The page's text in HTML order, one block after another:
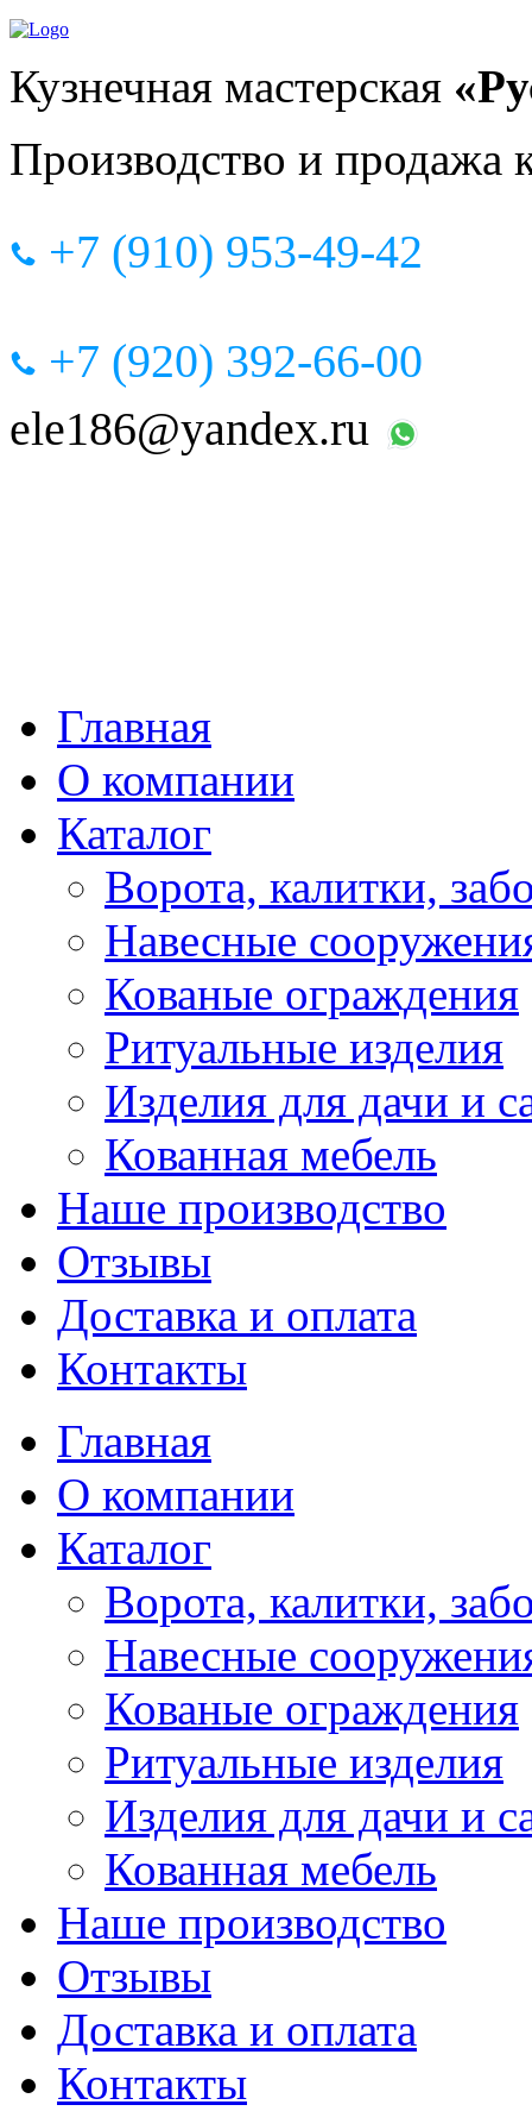
Кузнечная мастерская
Производство и продажа
+7 (910) 953-49-42
+7 (920) 392-66-00
ele186@yandex.ru
Главная
О компании
Каталог
Ворота, калитки,
Навесные
Кованые ограждения
Ритуальные изделия
Изделия для дачи и
Кованная мебель
Наше производство
Отзывы
Доставка и оплата
Контакты
Главная
О компании
Каталог
Ворота, калитки,
Навесные
Кованые ограждения
Ритуальные изделия
Изделия для дачи и
Кованная мебель
Наше производство
Отзывы
Доставка и оплата
Контакты